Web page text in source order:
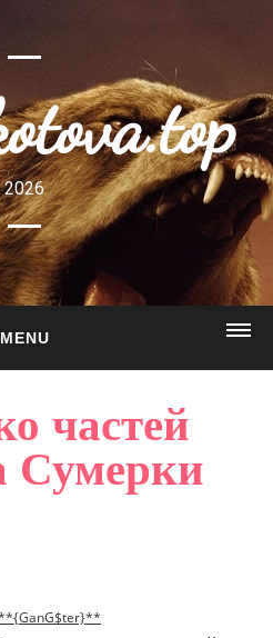
2026
MENU
частей
Сумерки